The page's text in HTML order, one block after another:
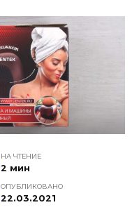
НА ЧТЕНИЕ
2 мин
ОПУБЛИКОВАНО
22.03.2021